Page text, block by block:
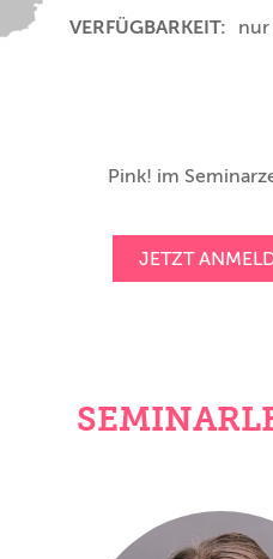
VERFÜGBARKEIT:
nur
Pink! im
JETZT